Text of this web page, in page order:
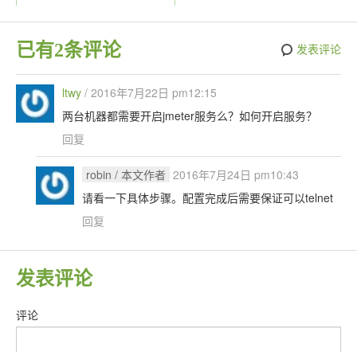
已有2条评论 发表评论
ltwy / 2016年7月22日 pm12:15
两台机器都需要开启jmeter服务么？如何开启服务？
回复
robin / 本文作者 2016年7月24日 pm10:43
请看一下具体步骤。配置完成后需要保证可以telnet
回复
发表评论
评论